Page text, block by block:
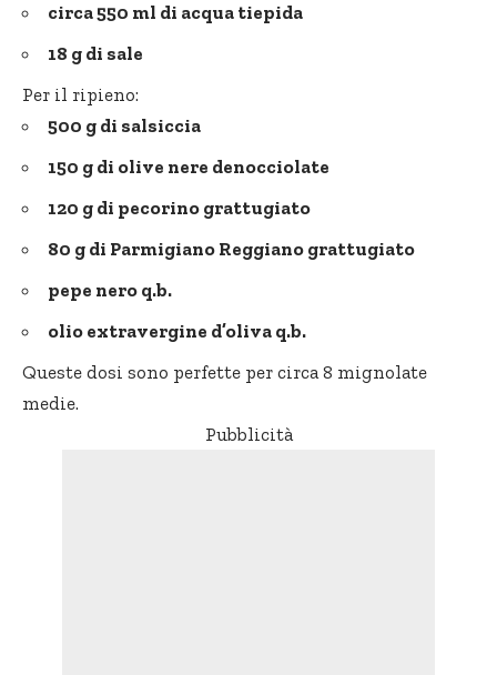
circa 550 ml di acqua tiepida
18 g di sale
Per il ripieno:
500 g di salsiccia
150 g di olive nere denocciolate
120 g di pecorino grattugiato
80 g di Parmigiano Reggiano grattugiato
pepe nero q.b.
olio extravergine d’oliva q.b.
Queste dosi sono perfette per circa 8 mignolate
medie.
Pubblicità